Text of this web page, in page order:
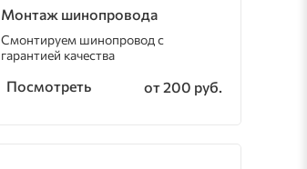
Монтаж шинопровода
Смонтируем шинопровод с
гарантией качества
Посмотреть от 200 руб.